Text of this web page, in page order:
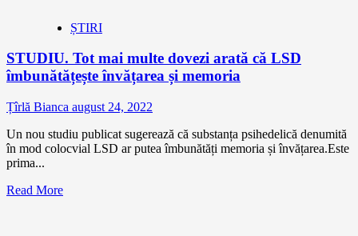
ȘTIRI
STUDIU. Tot mai multe dovezi arată că LSD
îmbunătățește învățarea și memoria
Țîrlă Bianca august 24, 2022
Un nou studiu publicat sugerează că substanța psihedelică denumită
în mod colocvial LSD ar putea îmbunătăți memoria și învățarea.Este
prima...
Read More